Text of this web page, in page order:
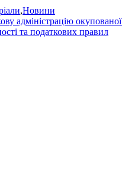
,Новини
адміністрацію
та податкових правил